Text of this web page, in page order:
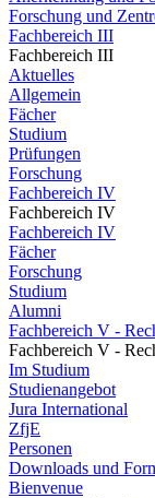
Forschung und
Fachbereich III
Fachbereich III
Aktuelles
Allgemein
Fächer
Studium
Prüfungen
Forschung
Fachbereich IV
Fachbereich IV
Fachbereich IV
Fächer
Forschung
Studium
Alumni
Fachbereich V -
Fachbereich V -
Im Studium
Studienangebot
Jura International
ZfjE
Personen
Downloads und
Bienvenue